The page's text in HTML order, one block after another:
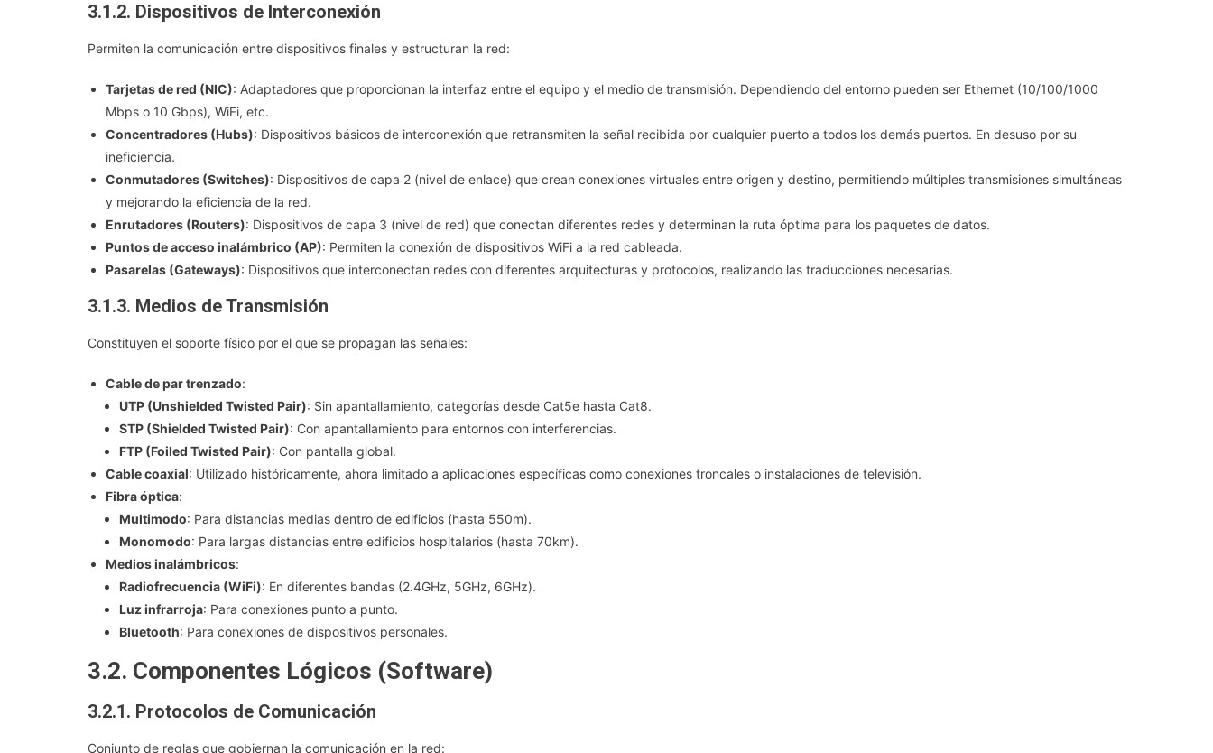
3.1.2. Dispositivos de Interconexión
Permiten la comunicación entre dispositivos finales y estructuran la red:
Tarjetas de red (NIC): Adaptadores que proporcionan la interfaz entre el equipo y el medio de transmisión. Dependiendo del entorno pueden ser Ethernet (10/100/1000
Mbps o 10 Gbps), WiFi, etc.
Concentradores (Hubs): Dispositivos básicos de interconexión que retransmiten la señal recibida por cualquier puerto a todos los demás puertos. En desuso por su
ineficiencia.
Conmutadores (Switches): Dispositivos de capa 2 (nivel de enlace) que crean conexiones virtuales entre origen y destino, permitiendo múltiples transmisiones simultáneas
y mejorando la eficiencia de la red.
Enrutadores (Routers): Dispositivos de capa 3 (nivel de red) que conectan diferentes redes y determinan la ruta óptima para los paquetes de datos.
Puntos de acceso inalámbrico (AP): Permiten la conexión de dispositivos WiFi a la red cableada.
Pasarelas (Gateways): Dispositivos que interconectan redes con diferentes arquitecturas y protocolos, realizando las traducciones necesarias.
3.1.3. Medios de Transmisión
Constituyen el soporte físico por el que se propagan las señales:
Cable de par trenzado:
UTP (Unshielded Twisted Pair): Sin apantallamiento, categorías desde Cat5e hasta Cat8.
STP (Shielded Twisted Pair): Con apantallamiento para entornos con interferencias.
FTP (Foiled Twisted Pair): Con pantalla global.
Cable coaxial: Utilizado históricamente, ahora limitado a aplicaciones específicas como conexiones troncales o instalaciones de televisión.
Fibra óptica:
Multimodo: Para distancias medias dentro de edificios (hasta 550m).
Monomodo: Para largas distancias entre edificios hospitalarios (hasta 70km).
Medios inalámbricos:
Radiofrecuencia (WiFi): En diferentes bandas (2.4GHz, 5GHz, 6GHz).
Luz infrarroja: Para conexiones punto a punto.
Bluetooth: Para conexiones de dispositivos personales.
3.2. Componentes Lógicos (Software)
3.2.1. Protocolos de Comunicación
Conjunto de reglas que gobiernan la comunicación en la red: